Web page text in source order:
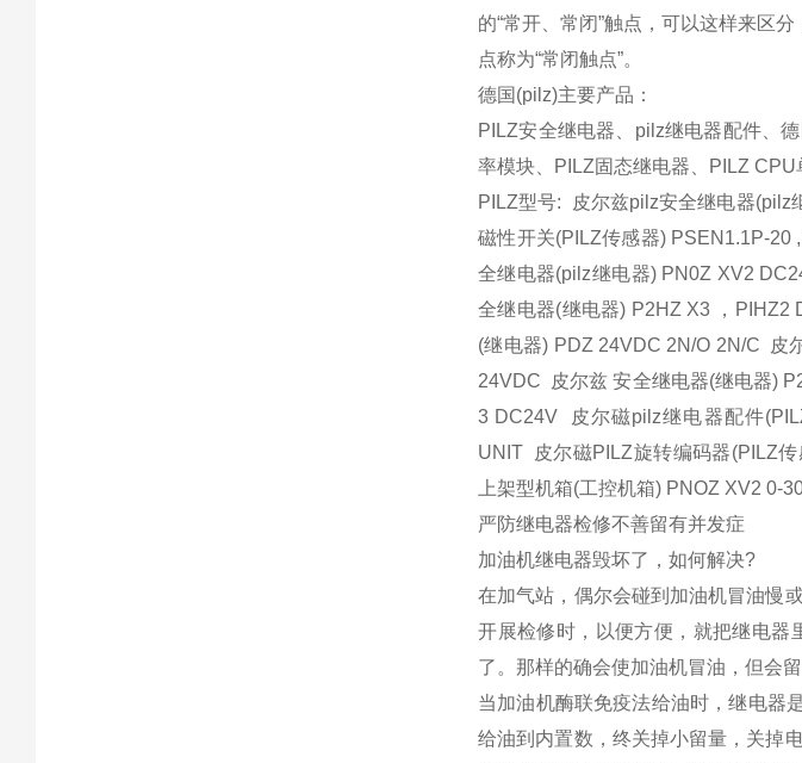
的“常开、常闭”触点，可以这样来区
点称为“常闭触点”。
德国(pilz)主要产品：
PILZ安全继电器、pilz继电器配件、
率模块、PILZ固态继电器、PILZ
PILZ型号: 皮尔兹pilz安全继电器
磁性开关(PILZ传感器) PSEN1.1P-
全继电器(pilz继电器) PN0Z XV2
全继电器(继电器) P2HZ X3 ，
(继电器) PDZ 24VDC 2N/O 2N/C 皮
24VDC 皮尔兹 安全继电器(继电器)
3 DC24V 皮尔磁pilz继电器配件
UNIT 皮尔磁PILZ旋转编码器(PILZ
上架型机箱(工控机箱) PNOZ XV2
严防继电器检修不善留有并发症
加油机继电器毁坏了，如何解决?
在加气站，偶尔会碰到加油机冒油慢
开展检修时，以便方便，就把继电器
了。那样的确会使加油机冒油，但会
当加油机酶联免疫法给油时，继电器
给油到内置数，终关掉小留量，关掉